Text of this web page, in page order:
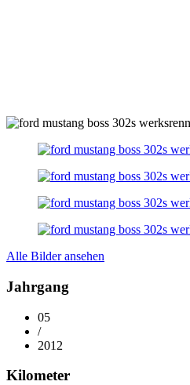
Alle Bilder ansehen
Jahrgang
05
/
2012
Kilometer